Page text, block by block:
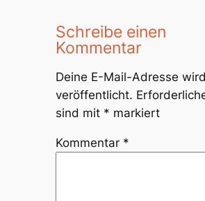
Schreibe einen
Kommentar
Deine E-Mail-Adresse
veröffentlicht.
sind mit * markiert
Kommentar *